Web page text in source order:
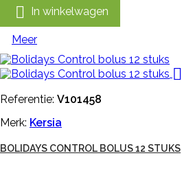
 In winkelwagen
Meer

Referentie: V101458
Merk: Kersia
BOLIDAYS CONTROL BOLUS 12 STUKS